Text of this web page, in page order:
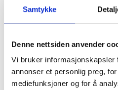
Samtykke
Denne nettsiden anvender
Vi bruker informasjonskapsler
annonser et personlig preg,
mediefunksjoner og for å
Flojet
11 L 24V
Varenummer: